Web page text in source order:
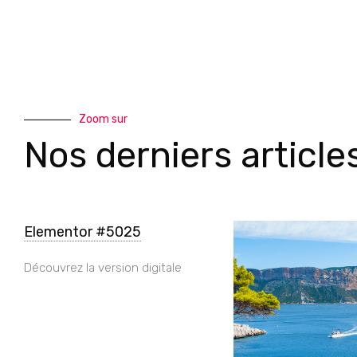
Zoom sur
Nos derniers
Elementor #5025
Découvrez la version digitale